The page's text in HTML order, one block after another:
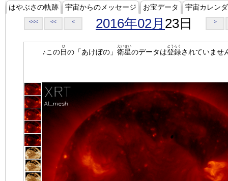
はやぶさの軌跡 宇宙からのメッセージ お宝データ 宇宙カレン
<<< << < 2016年02月 23日 >
♪この日
ひ
の「あけぼの」 衛星
えいせい
のデータは登録
とうろく
されていませ